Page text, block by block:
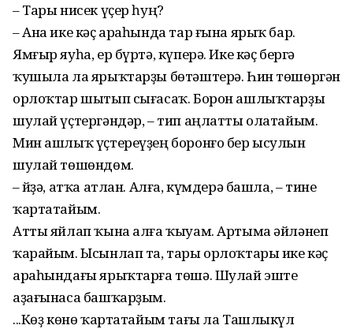
– Тары нисек үҫер һуң?
– Ана ике кәҫ араһында тар ғына ярыҡ бар.
Ямғыр яуһа, ер бүртә, күперә. Ике кәҫ бергә
ҡушыла ла ярыҡтарҙы бөтәштерә. Һин төшөргән
орлоҡтар шытып сығасаҡ. Борон ашлыҡтарҙы
шулай үҫтергәндәр, – тип аңлатты олатайым.
Мин ашлыҡ үҫтереүҙең боронғо бер ысулын
шулай төшөндөм.
– Әйҙә, атҡа атлан. Алға, күмдерә башла, – тине
ҡартатайым.
Атты яйлап ҡына алға ҡыуам. Артыма әйләнеп
ҡарайым. Ысынлап та, тары орлоҡтары ике кәҫ
араһындағы ярыҡтарға төшә. Шулай эште
аҙағынаса баш­ҡарҙым.
...Көҙ көнө ҡартатайым тағы ла Ташлыкүл